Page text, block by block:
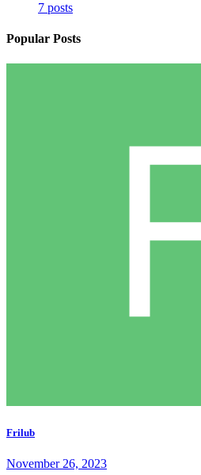
7 posts
Popular Posts
Frilub
November 26, 2023